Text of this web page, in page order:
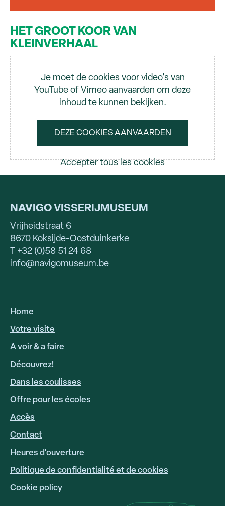
HET GROOT KOOR VAN
KLEINVERHAAL
Video
Je moet de cookies voor video's van
YouTube of Vimeo aanvaarden om deze
inhoud te kunnen bekijken.
DEZE COOKIES AANVAARDEN
Accepter tous les cookies
NAVIGOVISSERIJMUSEUM
Vrijheidstraat 6
8670 Koksijde-Oostduinkerke
T +32 (0)58 51 24 68
info@navigomuseum.be
HOOFDNAVIGATIE
FR
Home
Votre visite
A voir & a faire
Découvrez!
Dans les coulisses
Offre pour les écoles
FOOTER
LINKS
Accès
Contact
Heures d'ouverture
Politique de confidentialité et de cookies
Cookie policy